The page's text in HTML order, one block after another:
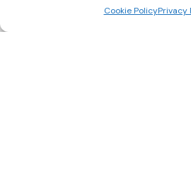
Cookie PolicyPrivacy